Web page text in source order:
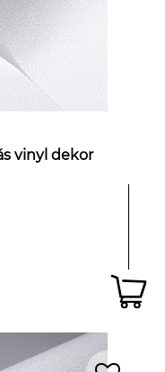
vinyl dekor